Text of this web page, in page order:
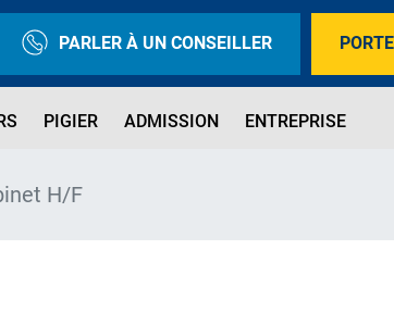
PARLER À UN CONSEILLER
PIGIER ADMISSION ENTREPRISE
H/F